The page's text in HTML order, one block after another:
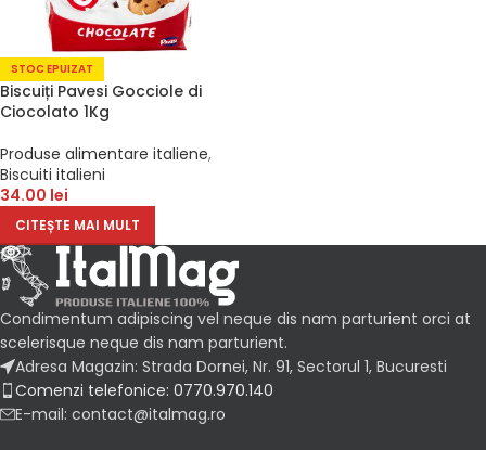
STOC EPUIZAT
Biscuiți Pavesi Gocciole di
Ciocolato 1Kg
Produse alimentare italiene,
Biscuiti italieni
34.00 lei
CITEȘTE MAI MULT
Condimentum adipiscing vel neque dis nam parturient orci at
scelerisque neque dis nam parturient.
Adresa Magazin: Strada Dornei, Nr. 91, Sectorul 1, Bucuresti
Comenzi telefonice: 0770.970.140
E-mail: contact@italmag.ro